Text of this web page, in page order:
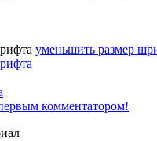
уменьшить размер
комментатором!